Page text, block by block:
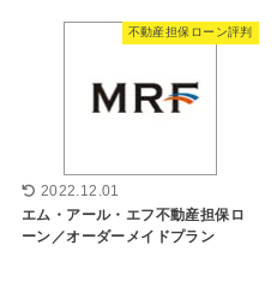
不動産担保ローン評判
2022.12.01
エム・アール・エフ不動産担保ロ
ーン／オーダーメイドプラン